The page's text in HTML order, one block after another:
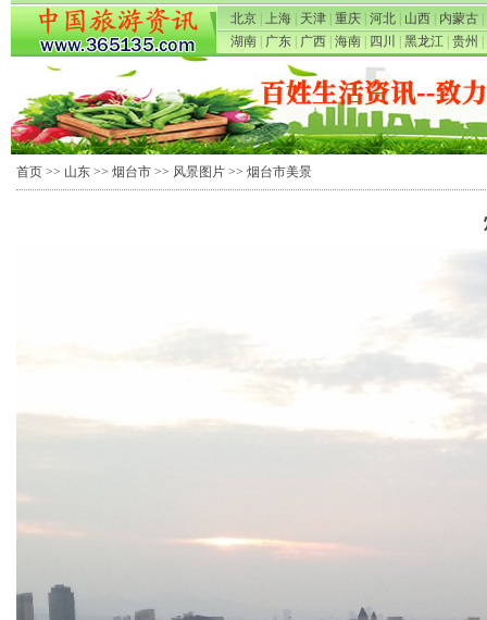
北京 上海 天津 重庆 河北 山西 内蒙古
湖南
广东 广西 海南 四川 黑龙江 贵州
首页 >> 山东 >> 烟台市 >> 风景图片 >> 烟台市美景